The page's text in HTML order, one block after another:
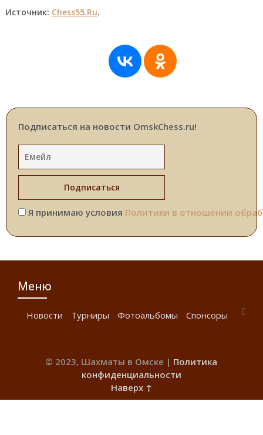
Источник: Chess55.Ru.
Подписаться на новости OmskChess.ru!
Я принимаю условия Политики в отношении
Меню
Новости Турниры Фотоальбомы Спонсоры
© 2023, Шахматы в Омске | Политика
конфиденциальности
Наверх ↑